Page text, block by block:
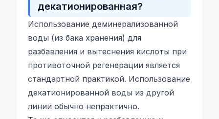
декатионированная?
Использование деминерализованной
воды (из бака хранения) для
разбавления и вытеснения кислоты при
противоточной регенерации является
стандартной практикой. Использование
декатионированной воды из другой
линии обычно непрактично.